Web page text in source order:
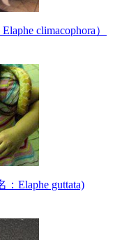
climacophora）
Elaphe guttata)